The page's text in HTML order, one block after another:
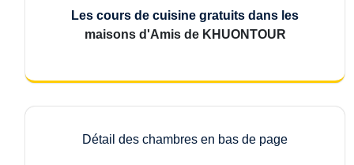
Les cours de cuisine gratuits dans les
maisons d'Amis de KHUONTOUR
Détail des chambres en bas de page